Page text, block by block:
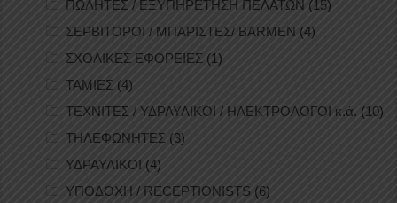
ΠΩΛΗΤΕΣ / ΕΞΥΠΗΡΕΤΗΣΗ ΠΕΛΑΤΩΝ (15)
ΣΕΡΒΙΤΟΡΟΙ / ΜΠΑΡΙΣΤΕΣ/ BARMEN (4)
ΣΧΟΛΙΚΕΣ ΕΦΟΡΕΙΕΣ (1)
ΤΑΜΙΕΣ (4)
ΤΕΧΝΙΤΕΣ / ΥΔΡΑΥΛΙΚΟΙ / ΗΛΕΚΤΡΟΛΟΓΟΙ κ.ά. (10)
ΤΗΛΕΦΩΝΗΤΕΣ (3)
ΥΔΡΑΥΛΙΚΟΙ (4)
ΥΠΟΔΟΧΗ / RECEPTIONISTS (6)